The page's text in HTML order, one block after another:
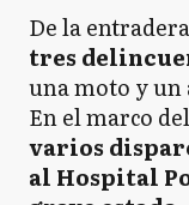
De la entradera
tres
una moto y un
En el marco del
varios
al Hospital